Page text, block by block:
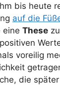
bis heute
auf die
eine These
voreilig
die